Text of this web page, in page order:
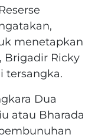
menetapkan
Brigadir Ricky
tersangka.
Dua
atau Bharada